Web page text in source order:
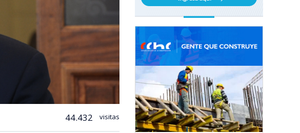
44.432 visitas